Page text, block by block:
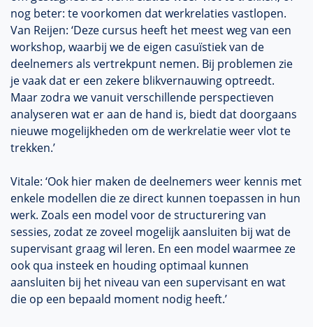
nog beter: te voorkomen dat werkrelaties vastlopen.
Van Reijen: ‘Deze cursus heeft het meest weg van een
workshop, waarbij we de eigen casuïstiek van de
deelnemers als vertrekpunt nemen. Bij problemen zie
je vaak dat er een zekere blikvernauwing optreedt.
Maar zodra we vanuit verschillende perspectieven
analyseren wat er aan de hand is, biedt dat doorgaans
nieuwe mogelijkheden om de werkrelatie weer vlot te
trekken.’
Vitale: ‘Ook hier maken de deelnemers weer kennis met
enkele modellen die ze direct kunnen toepassen in hun
werk. Zoals een model voor de structurering van
sessies, zodat ze zoveel mogelijk aansluiten bij wat de
supervisant graag wil leren. En een model waarmee ze
ook qua insteek en houding optimaal kunnen
aansluiten bij het niveau van een supervisant en wat
die op een bepaald moment nodig heeft.’